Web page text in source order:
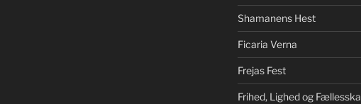
Shamanens Hest
Ficaria Verna
Frejas Fest
Frihed, Lighed og